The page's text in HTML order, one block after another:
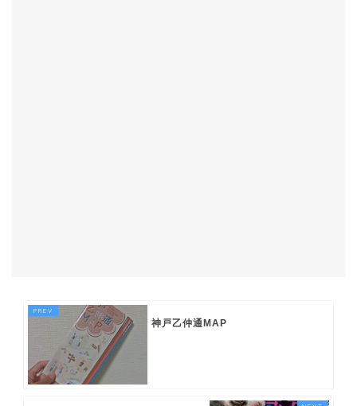
神戸乙仲通MAP